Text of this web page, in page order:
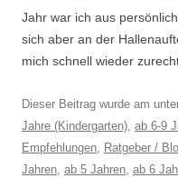
Jahr war ich aus
sich aber an der
mich schnell wieder
Dieser Beitrag wurde am
Jahre (Kindergarten), ab 6-9
Empfehlungen, Ratgeber /
Jahren, ab 5 Jahren, ab 6